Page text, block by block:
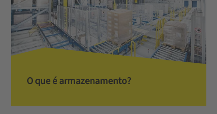
O que é armazenamento?